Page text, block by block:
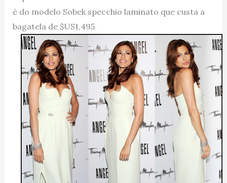
é do modelo Sobek specchio laminato que custa a
bagatela de $US1,495